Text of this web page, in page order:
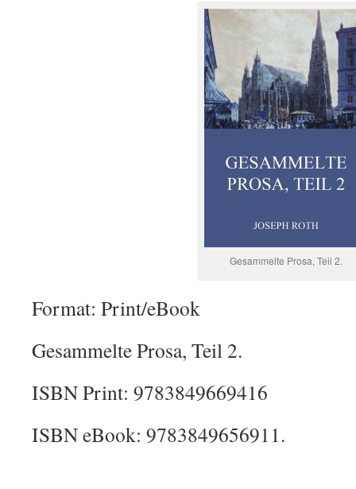
Gesammelte Prosa, Teil 2.
Format: Print/eBook
Gesammelte Prosa, Teil 2.
ISBN Print: 9783849669416
ISBN eBook: 9783849656911.